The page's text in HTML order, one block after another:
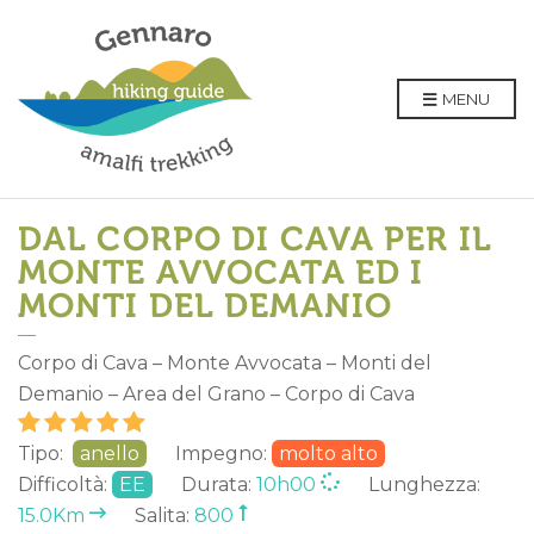
MENU
DAL CORPO DI CAVA PER IL
MONTE AVVOCATA ED I
MONTI DEL DEMANIO
Corpo di Cava – Monte Avvocata – Monti del
Demanio – Area del Grano – Corpo di Cava
Tipo: anello Impegno:
molto alto
Difficoltà:
EE Durata: 10h00
Lunghezza:
15.0Km
Salita: 800